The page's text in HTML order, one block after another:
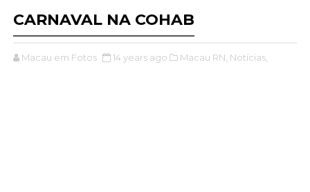
CARNAVAL NA COHAB
Macau em Fotos 14 years ago Macau RN, Notícias,